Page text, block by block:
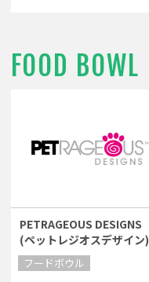
FOOD BOWL
PETRAGEOUS DESIGNS
(ペットレジオスデザイン)
フードボウル